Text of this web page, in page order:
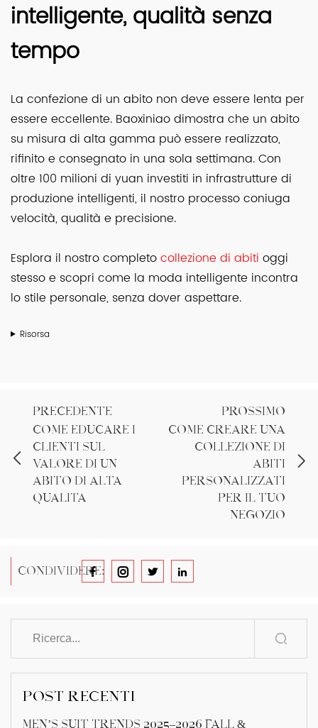
intelligente, qualità senza
tempo
La confezione di un abito non deve essere lenta per
essere eccellente. Baoxiniao dimostra che un abito
su misura di alta gamma può essere realizzato,
rifinito e consegnato in una sola settimana. Con
oltre 100 milioni di yuan investiti in infrastrutture di
produzione intelligenti, il nostro processo coniuga
velocità, qualità e precisione.
Esplora il nostro completocollezione di abiti oggi
stesso e scopri come la moda intelligente incontra
lo stile personale, senza dover aspettare.
Risorsa
PRECEDENTE
Come educare i
clienti sul
valore di un
abito di alta
qualità
PROSSIMO
Come creare una
collezione di
abiti
personalizzati
per il tuo
negozio
CONDIVIDERE:
POST RECENTI
Men’s Suit Trends 2025–2026 Fall &